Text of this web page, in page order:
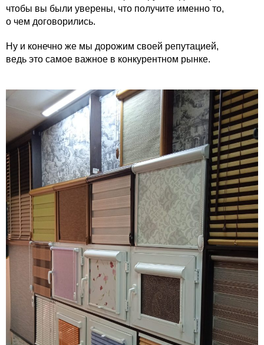
чтобы вы были уверены, что получите именно то,
о чем договорились.
Ну и конечно же мы дорожим своей репутацией,
ведь это самое важное в конкурентном рынке.